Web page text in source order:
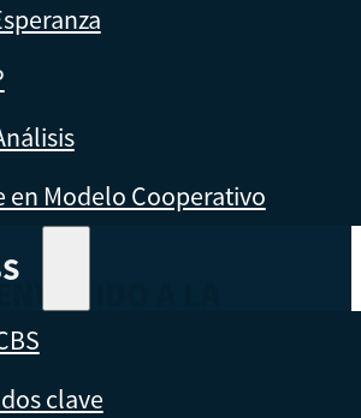
en Modelo Cooperativo
clave
A LA
DE EMPRESAS